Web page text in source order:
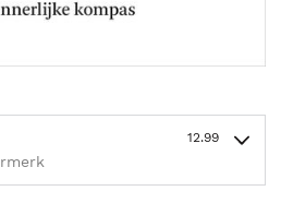
12.99